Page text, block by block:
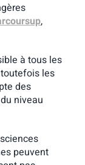
,
à tous les
les
des
niveau
peuvent